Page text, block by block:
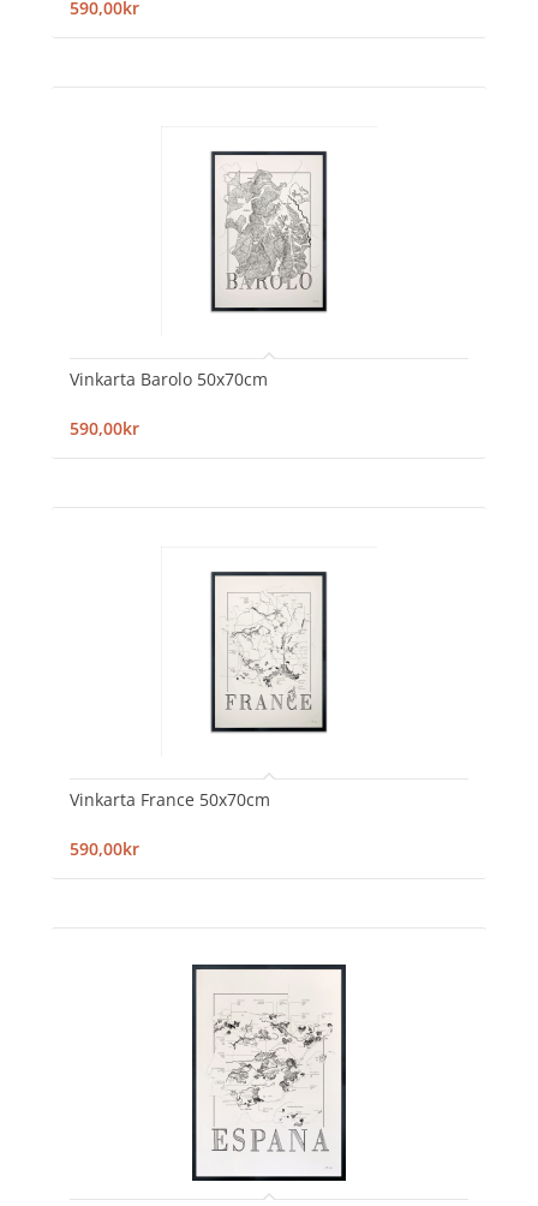
590,00kr
Vinkarta Barolo 50x70cm
590,00kr
Vinkarta France 50x70cm
590,00kr